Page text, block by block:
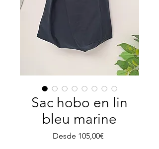
Sac hobo en lin
bleu marine
Desde 105,00€